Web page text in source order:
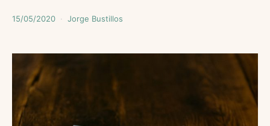
15/05/2020 Jorge Bustillos